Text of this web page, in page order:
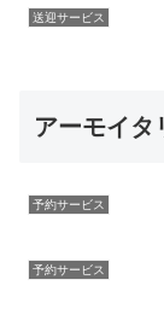
送迎サービス
アーモイタ
予約サービス
予約サービス